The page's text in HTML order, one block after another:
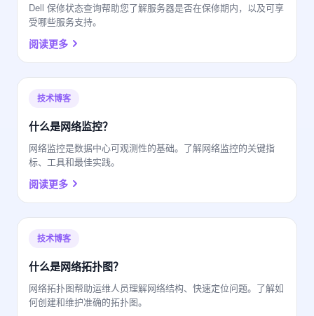
Dell 保修状态查询帮助您了解服务器是否在保修期内，以及可享
受哪些服务支持。
阅读更多
技术博客
什么是网络监控？
网络监控是数据中心可观测性的基础。了解网络监控的关键指
标、工具和最佳实践。
阅读更多
技术博客
什么是网络拓扑图？
网络拓扑图帮助运维人员理解网络结构、快速定位问题。了解如
何创建和维护准确的拓扑图。